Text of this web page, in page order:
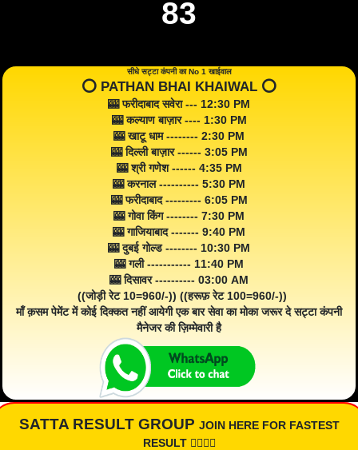
83
सीधे सट्टा कंपनी का No 1 खाईवाल
⭕️ PATHAN BHAI KHAIWAL ⭕️
🎰 फरीदाबाद सवेरा --- 12:30 PM
🎰 कल्याण बाज़ार ---- 1:30 PM
🎰 खाटू धाम -------- 2:30 PM
🎰 दिल्ली बाज़ार ------ 3:05 PM
🎰 श्री गणेश ------ 4:35 PM
🎰 करनाल ---------- 5:30 PM
🎰 फरीदाबाद --------- 6:05 PM
🎰 गोवा किंग -------- 7:30 PM
🎰 गाजियाबाद ------- 9:40 PM
🎰 दुबई गोल्ड -------- 10:30 PM
🎰 गली ----------- 11:40 PM
🎰 दिसावर ---------- 03:00 AM
((जोड़ी रेट 10=960/-)) ((हरूफ़ रेट 100=960/-))
माँ क़सम पेमेंट में कोई दिक्कत नहीं आयेगी एक बार सेवा का मोका जरूर दे सट्टा कंपनी
मैनेजर की ज़िम्मेवारी है
SATTA RESULT GROUP JOIN HERE FOR FASTEST
RESULT 👇🏾👇🏾